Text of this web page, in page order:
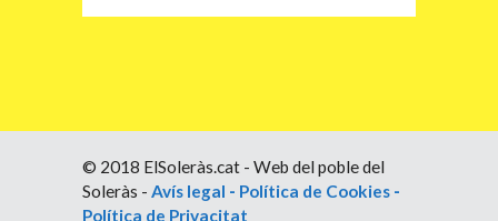
© 2018 ElSoleràs.cat - Web del poble del
Soleràs - Avís legal - Política de Cookies -
Política de Privacitat